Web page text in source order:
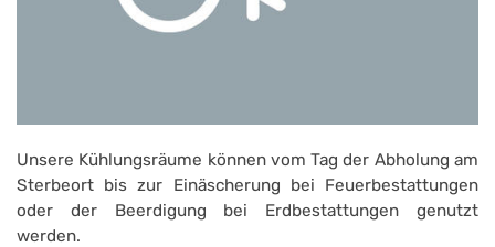
Unsere Kühlungsräume können vom Tag der Abholung am
Sterbeort bis zur Einäscherung bei Feuerbestattungen
oder der Beerdigung bei Erdbestattungen genutzt
werden.